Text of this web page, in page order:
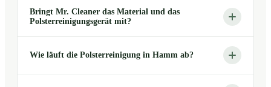
Bringt Mr. Cleaner das Material und das
Polsterreinigungsgerät mit?
Wie läuft die Polsterreinigung in Hamm ab?